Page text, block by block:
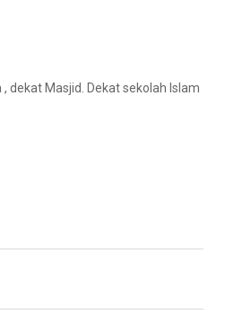
dekat Masjid. Dekat sekolah Islam